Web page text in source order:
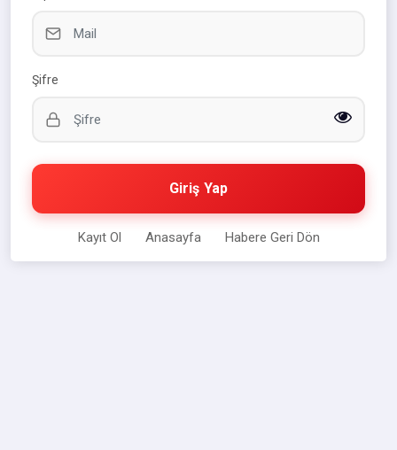
Şifre
Giriş Yap
Kayıt Ol Anasayfa Habere Geri Dön